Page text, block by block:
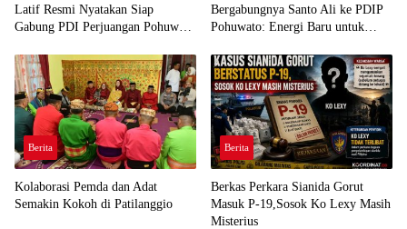
Latif Resmi Nyatakan Siap
Gabung PDI Perjuangan Pohuwato
Bergabungnya Santo Ali ke PDIP
Pohuwato: Energi Baru untuk
Berita
Kolaborasi Pemda dan Adat
Semakin Kokoh di Patilanggio
Berita
Berkas Perkara Sianida Gorut
Masuk P-19,Sosok Ko Lexy Masih
Misterius